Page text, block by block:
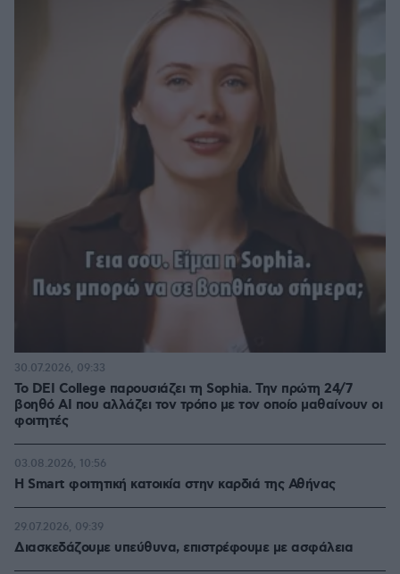
Το DEI College παρουσιάζει τη Sophia. Την πρώτη 24/7
βοηθό AI που αλλάζει τον τρόπο με τον οποίο μαθαίνουν οι
φοιτητές
30.07.2026, 09:33
Η Smart φοιτητική κατοικία στην καρδιά της Αθήνας
03.08.2026, 10:56
Διασκεδάζουμε υπεύθυνα, επιστρέφουμε με ασφάλεια
29.07.2026, 09:39